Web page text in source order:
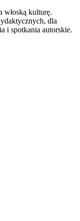
włoską kulturę.
dla
i spotkania autorskie.